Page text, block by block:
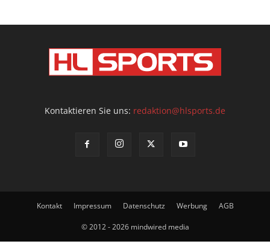
Kontaktieren Sie uns: redaktion@hlsports.de
Kontakt Impressum Datenschutz Werbung AGB
© 2012 - 2026 mindwired media